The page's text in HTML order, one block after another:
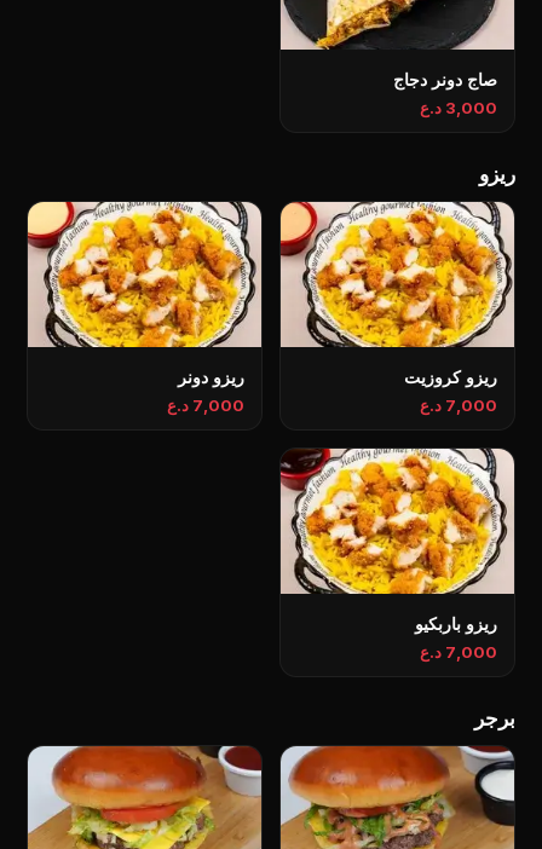
صاج دونر دجاج
3,000 د.ع
ریزو
ريزو كروزيت
7,000 د.ع
ريزو دونر
7,000 د.ع
ريزو باربكيو
7,000 د.ع
برجر